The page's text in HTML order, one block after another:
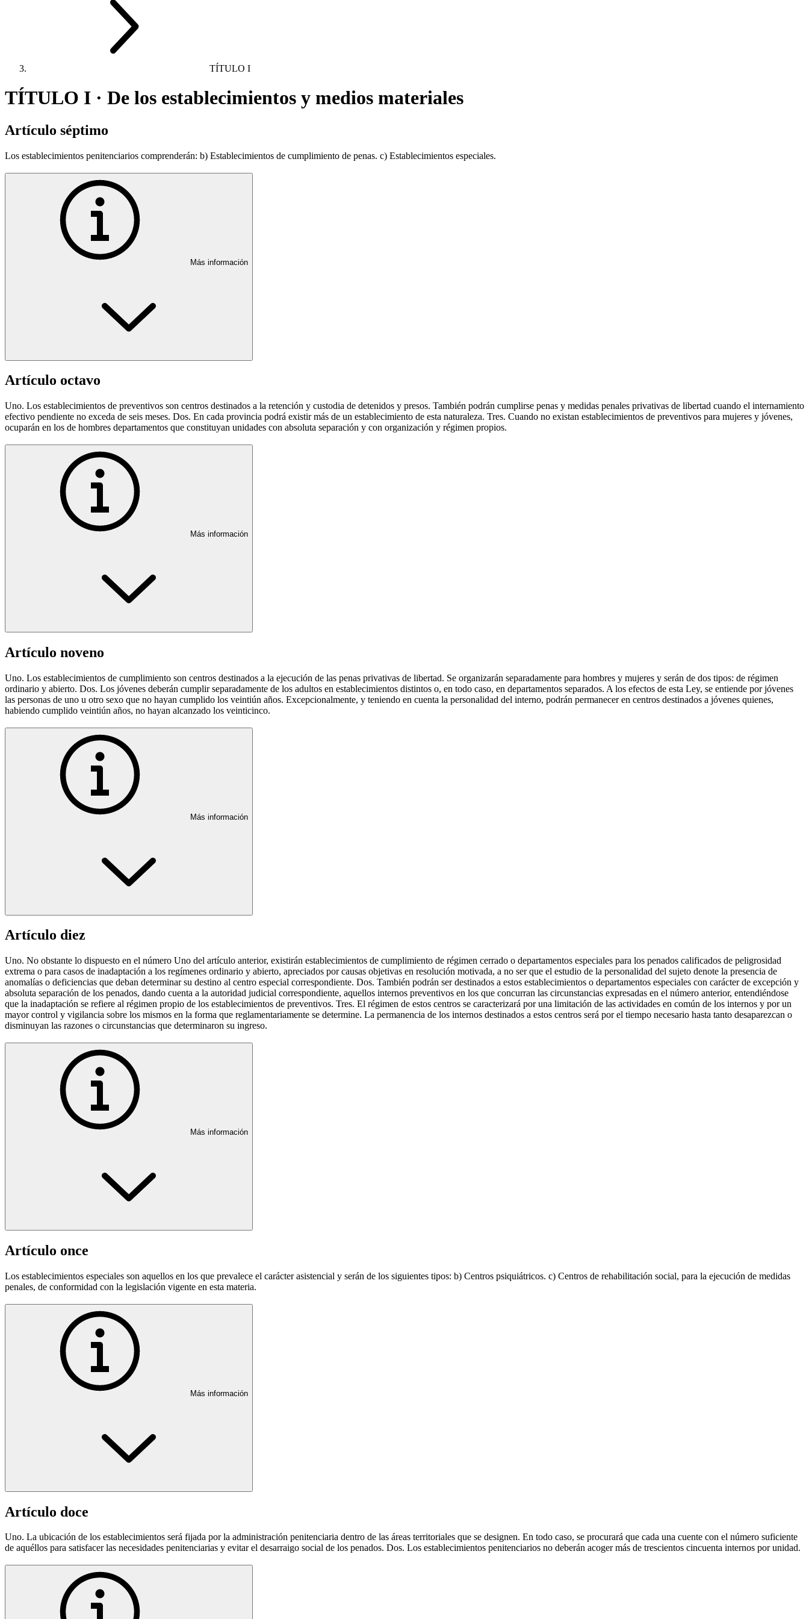
TÍTULO I
TÍTULO I · De los establecimientos y medios materiales
Artículo séptimo
Los establecimientos penitenciarios comprenderán: b) Establecimientos de cumplimiento de penas. c) Establecimientos especiales.
Más información
Artículo octavo
Uno. Los establecimientos de preventivos son centros destinados a la retención y custodia de detenidos y presos. También podrán cumplirse penas y medidas penales privativas de libertad cuando el internamiento
efectivo pendiente no exceda de seis meses. Dos. En cada provincia podrá existir más de un establecimiento de esta naturaleza. Tres. Cuando no existan establecimientos de preventivos para mujeres y jóvenes,
ocuparán en los de hombres departamentos que constituyan unidades con absoluta separación y con organización y régimen propios.
Más información
Artículo noveno
Uno. Los establecimientos de cumplimiento son centros destinados a la ejecución de las penas privativas de libertad. Se organizarán separadamente para hombres y mujeres y serán de dos tipos: de régimen
ordinario y abierto. Dos. Los jóvenes deberán cumplir separadamente de los adultos en establecimientos distintos o, en todo caso, en departamentos separados. A los efectos de esta Ley, se entiende por jóvenes
las personas de uno u otro sexo que no hayan cumplido los veintiún años. Excepcionalmente, y teniendo en cuenta la personalidad del interno, podrán permanecer en centros destinados a jóvenes quienes,
habiendo cumplido veintiún años, no hayan alcanzado los veinticinco.
Más información
Artículo diez
Uno. No obstante lo dispuesto en el número Uno del artículo anterior, existirán establecimientos de cumplimiento de régimen cerrado o departamentos especiales para los penados calificados de peligrosidad
extrema o para casos de inadaptación a los regímenes ordinario y abierto, apreciados por causas objetivas en resolución motivada, a no ser que el estudio de la personalidad del sujeto denote la presencia de
anomalías o deficiencias que deban determinar su destino al centro especial correspondiente. Dos. También podrán ser destinados a estos establecimientos o departamentos especiales con carácter de excepción y
absoluta separación de los penados, dando cuenta a la autoridad judicial correspondiente, aquellos internos preventivos en los que concurran las circunstancias expresadas en el número anterior, entendiéndose
que la inadaptación se refiere al régimen propio de los establecimientos de preventivos. Tres. El régimen de estos centros se caracterizará por una limitación de las actividades en común de los internos y por un
mayor control y vigilancia sobre los mismos en la forma que reglamentariamente se determine. La permanencia de los internos destinados a estos centros será por el tiempo necesario hasta tanto desaparezcan o
disminuyan las razones o circunstancias que determinaron su ingreso.
Más información
Artículo once
Los establecimientos especiales son aquellos en los que prevalece el carácter asistencial y serán de los siguientes tipos: b) Centros psiquiátricos. c) Centros de rehabilitación social, para la ejecución de medidas
penales, de conformidad con la legislación vigente en esta materia.
Más información
Artículo doce
Uno. La ubicación de los establecimientos será fijada por la administración penitenciaria dentro de las áreas territoriales que se designen. En todo caso, se procurará que cada una cuente con el número suficiente
de aquéllos para satisfacer las necesidades penitenciarias y evitar el desarraigo social de los penados. Dos. Los establecimientos penitenciarios no deberán acoger más de trescientos cincuenta internos por unidad.